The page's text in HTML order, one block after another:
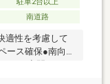
南道路
適性を考慮して
ース確保●南向き